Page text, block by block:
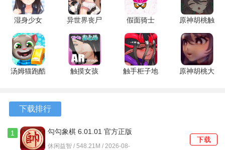
神秘生物公园怎么玩？
的安全区域内，反复点击场景中的发光点或可移动物体，熟
悉互动反馈。
2、遇到第一只神秘生物时，注意观察其移动轨迹，在其静止
3、前往储藏室区域，沿墙壁缓慢移动视角，检查所有柜门、
片。
湿身少女
1.2.1 安卓
版
异世界丧尸
前线 1.4.1
安卓版
假面骑士
exaid腰带
模拟器 v7
安卓版
原神胡桃触
摸 1.0.4 安
卓版
汤姆猫跑酷
26.2.2.16362
安卓版
触摸女孩
触手柜子地
原神胡桃大
下载排行
1 勾勾象棋 6.01.01 官方正版
休闲益智 / 548.21M / 2026-08-
下载